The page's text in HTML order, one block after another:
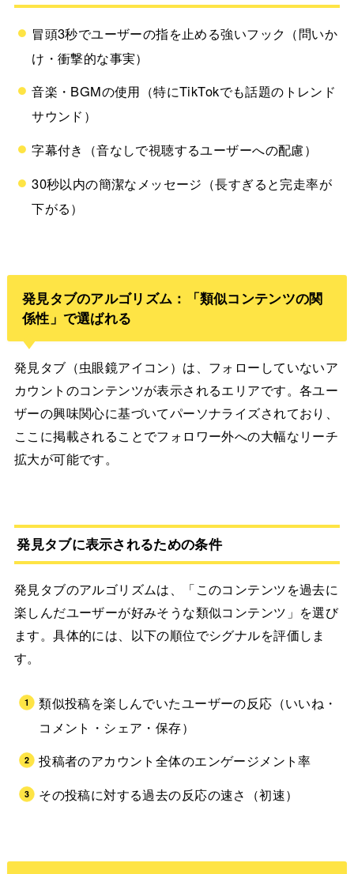
冒頭3秒でユーザーの指を止める強いフック（問いか
け・衝撃的な事実）
音楽・BGMの使用（特にTikTokでも話題のトレンド
サウンド）
字幕付き（音なしで視聴するユーザーへの配慮）
30秒以内の簡潔なメッセージ（長すぎると完走率が
下がる）
発見タブのアルゴリズム：「類似コンテンツの関
係性」で選ばれる
発見タブ（虫眼鏡アイコン）は、フォローしていないア
カウントのコンテンツが表示されるエリアです。各ユー
ザーの興味関心に基づいてパーソナライズされており、
ここに掲載されることでフォロワー外への大幅なリーチ
拡大が可能です。
発見タブに表示されるための条件
発見タブのアルゴリズムは、「このコンテンツを過去に
楽しんだユーザーが好みそうな類似コンテンツ」を選び
ます。具体的には、以下の順位でシグナルを評価しま
す。
類似投稿を楽しんでいたユーザーの反応（いいね・
コメント・シェア・保存）
投稿者のアカウント全体のエンゲージメント率
その投稿に対する過去の反応の速さ（初速）